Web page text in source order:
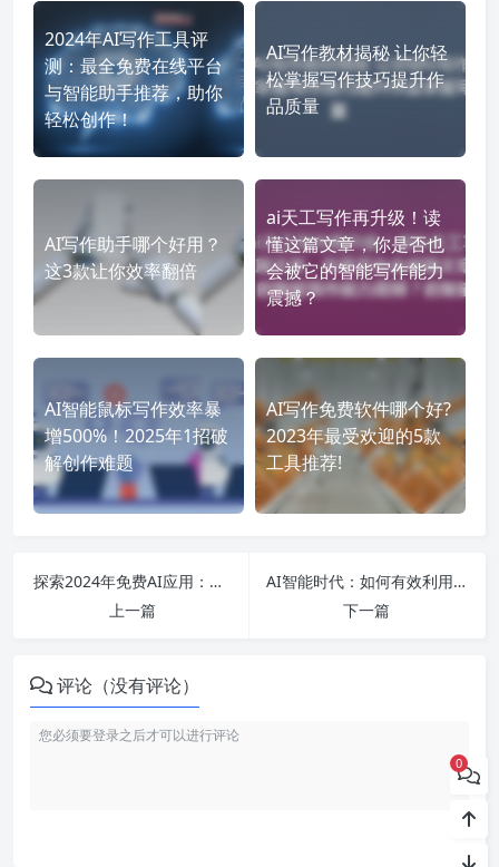
2024年AI写作工具评
测：最全免费在线平台
与智能助手推荐，助你
轻松创作！
AI写作教材揭秘 让你轻
松掌握写作技巧提升作
品质量
AI写作助手哪个好用？
这3款让你效率翻倍
ai天工写作再升级！读
懂这篇文章，你是否也
会被它的智能写作能力
震撼？
AI智能鼠标写作效率暴
增500%！2025年1招破
解创作难题
AI写作免费软件哪个好?
2023年最受欢迎的5款
工具推荐!
探索2024年免费AI应用：从智能写作到图片生成的未来趋势与挑战
上一篇
AI智能时代：如何有效利用免费写作工具和招聘软件，提升工作效率与创作能力？
下一篇
评论（没有评论）
0